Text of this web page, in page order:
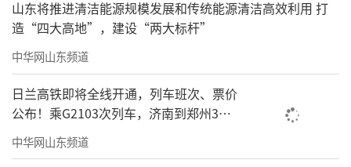
山东将推进清洁能源规模发展和传统能源清洁高效利用 打
造“四大高地”，建设“两大标杆”
中华网山东频道
日兰高铁即将全线开通，列车班次、票价
公布！乘G2103次列车，济南到郑州3小
时到达
中华网山东频道